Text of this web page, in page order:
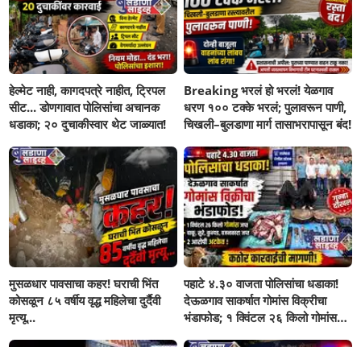
हेल्मेट नाही, कागदपत्रे नाहीत, ट्रिपल
सीट... डोणगावात पोलिसांचा अचानक
धडाका; २० दुचाकीस्वार थेट जाळ्यात!
Breaking भरलं हो भरलं! येळगाव
धरण १०० टक्के भरलं; पुलावरून पाणी,
चिखली–बुलडाणा मार्ग तासाभरापासून बंद!
मुसळधार पावसाचा कहर! घराची भिंत
कोसळून ८५ वर्षीय वृद्ध महिलेचा दुर्दैवी
मृत्यू...
पहाटे ४.३० वाजता पोलिसांचा धडाका!
देऊळगाव साकर्षात गोमांस विक्रीचा
भंडाफोड; १ क्विंटल २६ किलो गोमांस